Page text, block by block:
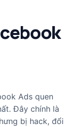
Ads quen
Đây chính là
bị hack, đổi